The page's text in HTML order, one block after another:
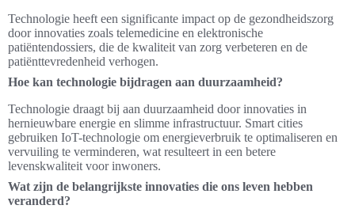
Technologie heeft een significante impact op de gezondheidszorg
door innovaties zoals telemedicine en elektronische
patiëntendossiers, die de kwaliteit van zorg verbeteren en de
patiënttevredenheid verhogen.
Hoe kan technologie bijdragen aan duurzaamheid?
Technologie draagt bij aan duurzaamheid door innovaties in
hernieuwbare energie en slimme infrastructuur. Smart cities
gebruiken IoT-technologie om energieverbruik te optimaliseren en
vervuiling te verminderen, wat resulteert in een betere
levenskwaliteit voor inwoners.
Wat zijn de belangrijkste innovaties die ons leven hebben
veranderd?